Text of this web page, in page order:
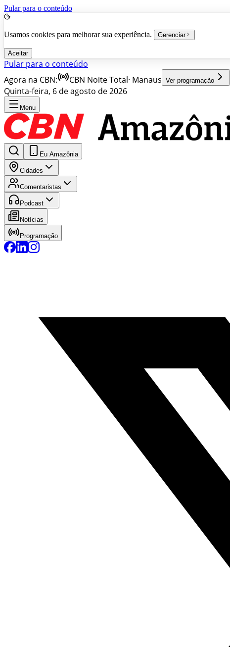
Pular para o conteúdo
Usamos cookies para melhorar sua experiência. Gerenciar
Aceitar
Pular para o conteúdo
Agora na CBN:
CBN Noite Total· Manaus Ver programação
Quinta-feira, 6 de agosto de 2026
Menu
Eu Amazônia
Cidades
Comentaristas
Podcast
Notícias
Programação